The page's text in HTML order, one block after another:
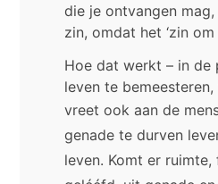
die je ontvangen
zin, omdat het ‘zin
Hoe dat werkt – in de
leven te
vreet ook aan de
genade te durven
leven. Komt er